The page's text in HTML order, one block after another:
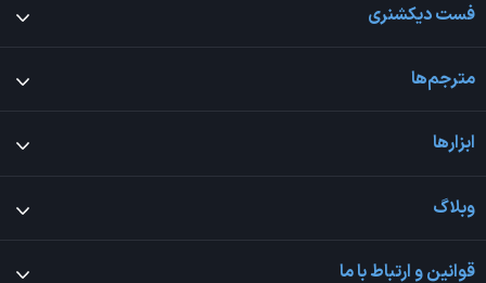
فست دیکشنری
مترجم‌ها
ابزارها
وبلاگ
قوانین و ارتباط با ما